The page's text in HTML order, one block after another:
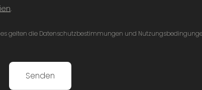
.
es gelten die Datenschutzbestimmungen und
Senden